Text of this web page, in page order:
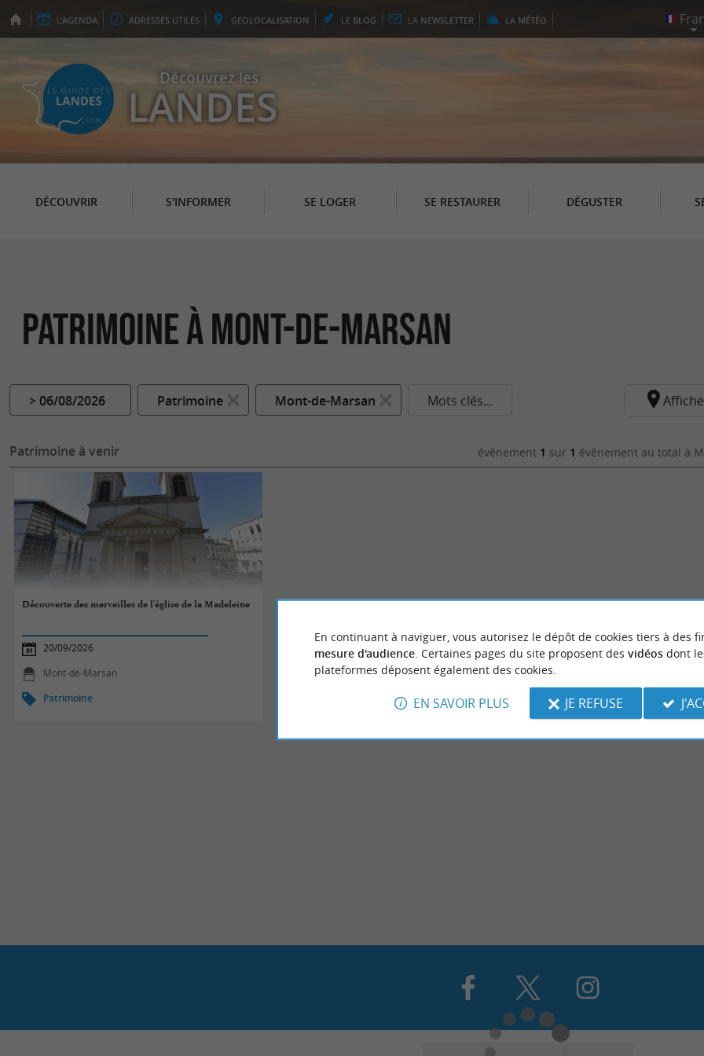
L'AGENDA ADRESSES UTILES GEOLOCALISATION LE BLOG LA NEWSLETTER LA MÉTÉO
Découvrez les
LANDES
DÉCOUVRIR S'INFORMER SE LOGER SE RESTAURER DÉGUSTER
Patrimoine à Mont-de-Marsan
> 06/08/2026 Patrimoine Mont-de-Marsan Mots clés...
Patrimoine à venir évènement 1 sur 1 évènement au total à
Découverte des merveilles de l'église de la Madeleine
20/09/2026
Mont-de-Marsan
Patrimoine
En continuant à naviguer, vous autorisez le dépôt de cookies tiers à des
mesure d'audience. Certaines pages du site proposent des vidéosdont
plateformes déposent également des cookies.
EN SAVOIR PLUS JE REFUSE